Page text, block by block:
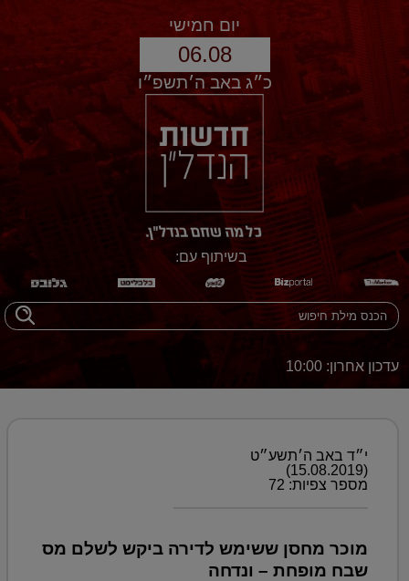
יום חמישי
06.08
כ״ג באב ה׳תשפ״ו
בשיתוף עם:
עדכון אחרון: 10:00
י״ד באב ה׳תשע״ט
(15.08.2019)
מספר צפיות: 72
מוכר מחסן ששימש לדירה ביקש לשלם מס
שבח מופחת – ונדחה